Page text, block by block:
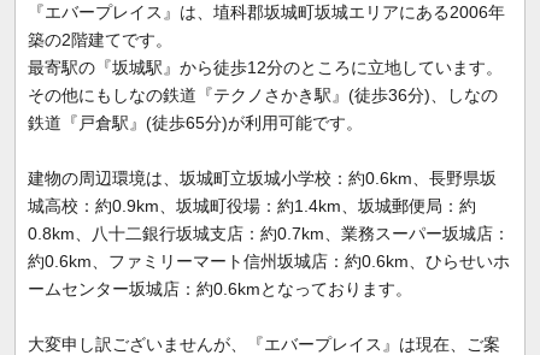
『エバープレイス』は、埴科郡坂城町坂城エリアにある2006年
築の2階建てです。
最寄駅の『坂城駅』から徒歩12分のところに立地しています。
その他にもしなの鉄道『テクノさかき駅』(徒歩36分)、しなの
鉄道『戸倉駅』(徒歩65分)が利用可能です。
建物の周辺環境は、坂城町立坂城小学校：約0.6km、長野県坂
城高校：約0.9km、坂城町役場：約1.4km、坂城郵便局：約
0.8km、八十二銀行坂城支店：約0.7km、業務スーパー坂城店：
約0.6km、ファミリーマート信州坂城店：約0.6km、ひらせいホ
ームセンター坂城店：約0.6kmとなっております。
大変申し訳ございませんが、『エバープレイス』は現在、ご案